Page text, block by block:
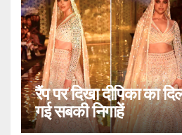
रैंप पर दिखा दीपिका का
गई सबकी निगाहें